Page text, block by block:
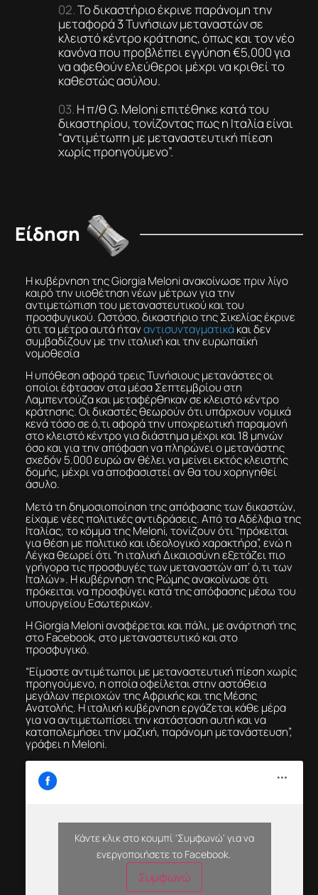
Το δικαστήριο έκρινε παράνομη την
μεταφορά 3 Τυνήσιων μεταναστών σε
κλειστό κέντρο κράτησης, όπως και τον νέο
κανόνα που προβλέπει εγγύηση €5,000 για
να αφεθούν ελεύθεροι μέχρι να κριθεί το
καθεστώς ασύλου.
Η π/θ G. Meloni επιτέθηκε κατά του
δικαστηρίου, τονίζοντας πως η Ιταλία είναι
“αντιμέτωπη με μεταναστευτική πίεση
χωρίς προηγούμενο”.
Είδηση
H κυβέρνηση της Giorgia Meloni ανακοίνωσε πριν λίγο
καιρό την υιοθέτηση νέων μέτρων για την
αντιμετώπιση του μεταναστευτικού και του
προσφυγικού. Ωστόσο, δικαστήριο της Σικελίας έκρινε
ότι τα μέτρα αυτά ήταναντισυνταγματικάκαι δεν
συμβαδίζουν με την ιταλική και την ευρωπαϊκή
νομοθεσία
Η υπόθεση αφορά τρεις Τυνήσιους μετανάστες οι
οποίοι έφτασαν στα μέσα Σεπτεμβρίου στη
Λαμπεντούζα και μεταφέρθηκαν σε κλειστό κέντρο
κράτησης. Οι δικαστές θεωρούν ότι υπάρχουν νομικά
κενά τόσο σε ό,τι αφορά την υποχρεωτική παραμονή
στο κλειστό κέντρο για διάστημα μέχρι και 18 μηνών
όσο και για την απόφαση να πληρώνει ο μετανάστης
σχεδόν 5.000 ευρώ αν θέλει να μείνει εκτός κλειστής
δομής, μέχρι να αποφασιστεί αν θα του χορηγηθεί
άσυλο.
Μετά τη δημοσιοποίηση της απόφασης των δικαστών,
είχαμε νέες πολιτικές αντιδράσεις. Από τα Αδέλφια της
Ιταλίας, το κόμμα της Meloni, τονίζουν ότι “πρόκειται
για θέση με πολιτικό και ιδεολογικό χαρακτήρα”, ενώ η
Λέγκα θεωρεί ότι “η ιταλική Δικαιοσύνη εξετάζει πιο
γρήγορα τις προσφυγές των μεταναστών απ’ ό,τι των
Ιταλών». Η κυβέρνηση της Ρώμης ανακοίνωσε ότι
πρόκειται να προσφύγει κατά της απόφασης μέσω του
υπουργείου Εσωτερικών.
Η Giorgia Meloni αναφέρεται και πάλι, με ανάρτησή της
στο Facebook, στο μεταναστευτικό και στο
προσφυγικό.
“Είμαστε αντιμέτωποι με μεταναστευτική πίεση χωρίς
προηγούμενο, η οποία οφείλεται στην αστάθεια
μεγάλων περιοχών της Αφρικής και της Μέσης
Ανατολής. Η ιταλική κυβέρνηση εργάζεται κάθε μέρα
για να αντιμετωπίσει την κατάσταση αυτή και να
καταπολεμήσει την μαζική, παράνομη μετανάστευση”,
γράφει η Meloni.
Κάντε κλικ στο κουμπί 'Συμφωνώ' για να
ενεργοποιήσετε το Facebook.
Συμφωνώ